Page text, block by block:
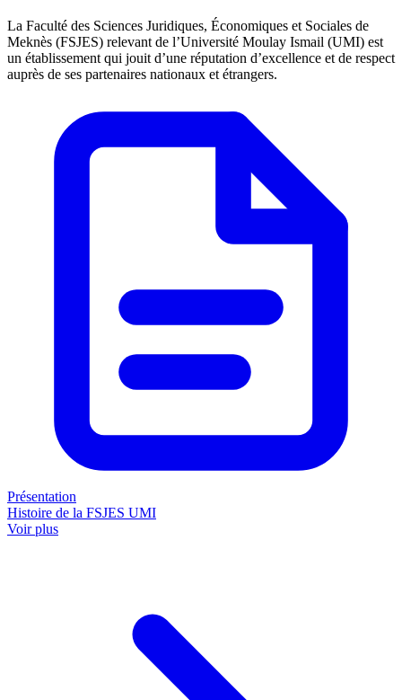
La Faculté des Sciences Juridiques, Économiques et Sociales de
Meknès (FSJES) relevant de l’Université Moulay Ismail (UMI) est
un établissement qui jouit d’une réputation d’excellence et de respect
auprès de ses partenaires nationaux et étrangers.
Présentation
Histoire de la FSJES UMI
Voir plus